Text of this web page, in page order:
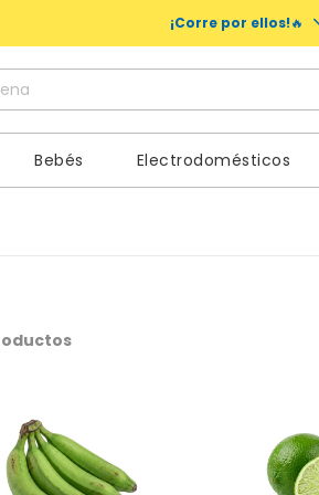
¡Corre por ellos!🔥
buscados
Bebés Electrodomésticos